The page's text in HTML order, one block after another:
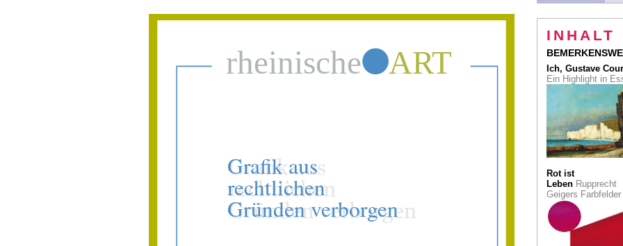
Japans
SeeleIllustrierte
Biografie: Hokusai
Comic
Cradle-to-Cradle
Nachhaltiges
Der erste
Düsseldorf entsteht
AuktionRekord bei
Lempertz für den
Barockmaler
la Tour
Konrad Adenauer
145. Geburtstag:
Haus, sein Garten.
Ex-Bundeskanzler
Gärtneridol
INHALT
Ich, Gustave
Ein Highlight in
Rot ist
LebenRupprecht
Geigers Farbfelder